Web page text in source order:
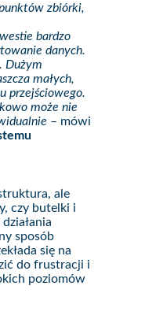
zbiórki,
bardzo
danych.
Dużym
małych,
przejściowego.
może nie
– mówi
ale
czy butelki i
sposób
się na
do frustracji i
poziomów